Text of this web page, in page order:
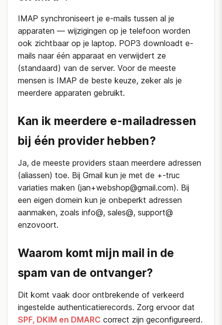
IMAP synchroniseert je e-mails tussen al je
apparaten — wijzigingen op je telefoon worden
ook zichtbaar op je laptop. POP3 downloadt e-
mails naar één apparaat en verwijdert ze
(standaard) van de server. Voor de meeste
mensen is IMAP de beste keuze, zeker als je
meerdere apparaten gebruikt.
Kan ik meerdere e-mailadressen
bij één provider hebben?
Ja, de meeste providers staan meerdere adressen
(aliassen) toe. Bij Gmail kun je met de +-truc
variaties maken (jan+webshop@gmail.com). Bij
een eigen domein kun je onbeperkt adressen
aanmaken, zoals info@, sales@, support@
enzovoort.
Waarom komt mijn mail in de
spam van de ontvanger?
Dit komt vaak door ontbrekende of verkeerd
ingestelde authenticatierecords. Zorg ervoor dat
SPF, DKIM en DMARC correct zijn geconfigureerd.